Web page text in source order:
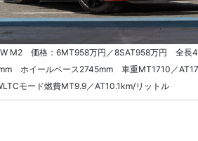
M2 価格：6MT958万円／8SAT958万円 全長
ホイールベース2745mm 車重MT1710／
モード燃費MT9.9／AT10.1km/リットル